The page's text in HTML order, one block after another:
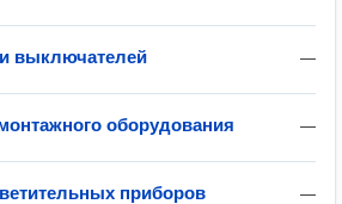
—
и выключателей
—
оборудования
—
приборов